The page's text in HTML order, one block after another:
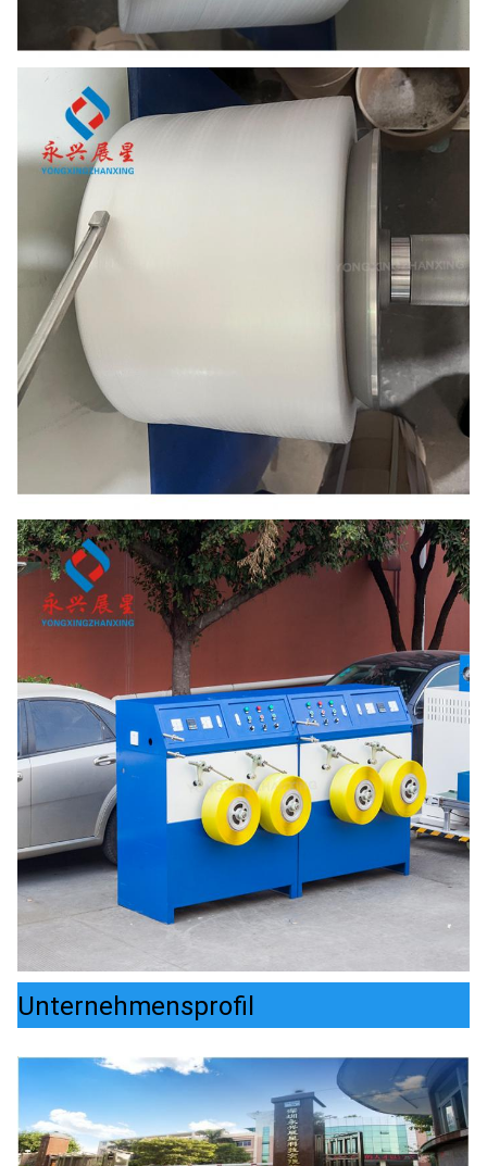
Unternehmensprofil